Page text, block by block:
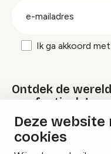
Deze website
cookies
Ik ga akkoord
Ontdek de
van festivals!
Lees onze